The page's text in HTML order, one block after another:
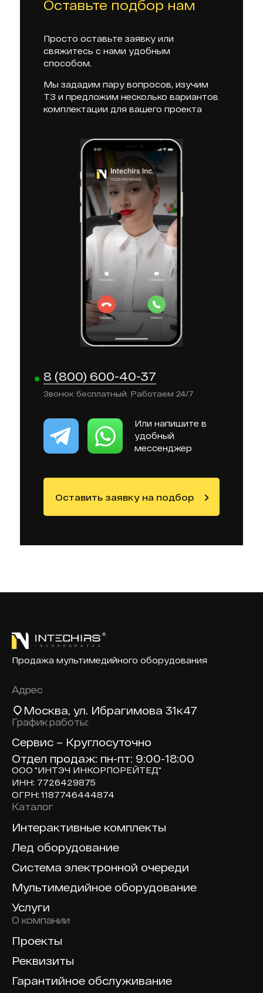
Оставьте подбор нам
Просто оставьте заявку или
свяжитесь с нами удобным
способом.
Мы зададим пару вопросов, изучим
ТЗ и предложим несколько вариантов
комплектации для вашего проекта
8 (800) 600-40-37
Звонок бесплатный. Работаем 24/7
Или напишите в
удобный
мессенджер
Оставить заявку на подбор
Продажа мультимедийного оборудования
Адрес
Москва, ул. Ибрагимова 31к47
График работы:
Сервис – Круглосуточно
Отдел продаж: пн-пт: 9:00-18:00
ООО "ИНТЭЧ ИНКОРПОРЕЙТЕД"
ИНН: 7726429875
ОГРН: 1187746444874
Доп навигация по сайту
Каталог
Интерактивные комплекты
Лед оборудование
Система электронной очереди
Мультимедийное оборудование
Услуги
О компании
Проекты
Реквизиты
Гарантийное обслуживание